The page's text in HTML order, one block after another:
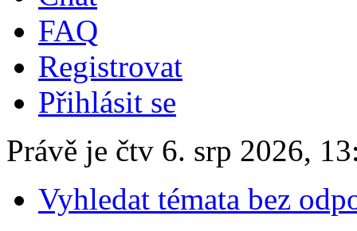
FAQ
Registrovat
Přihlásit se
Právě je čtv 6. srp 2026,
Vyhledat témata bez